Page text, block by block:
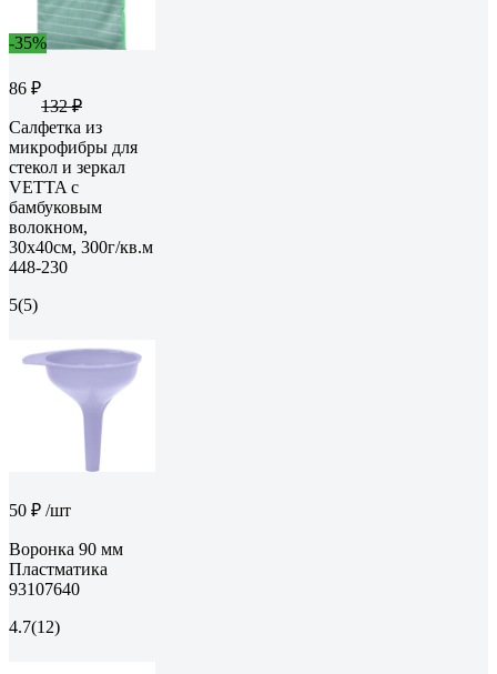
-35%
86 ₽
132 ₽
Салфетка из
микрофибры для
стекол и зеркал
VETTA с
бамбуковым
волокном,
30x40см, 300г/кв.м
448-230
5(5)
50 ₽ /шт
Воронка 90 мм
Пластматика
93107640
4.7(12)